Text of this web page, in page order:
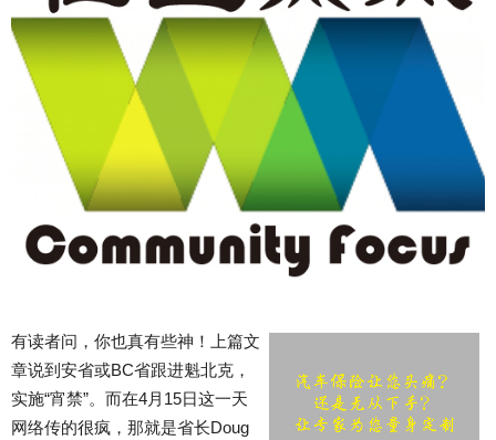
有读者问，你也真有些神！上篇文
章说到安省或BC省跟进魁北克，
实施“宵禁”。而在4月15日这一天
网络传的很疯，那就是省长Doug